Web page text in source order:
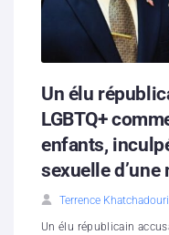
Un élu
LGBTQ+
enfants,
sexuelle d’une
Terrence
Un élu républicain